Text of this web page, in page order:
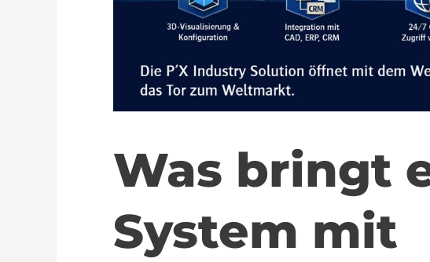
Was bringt
System mit